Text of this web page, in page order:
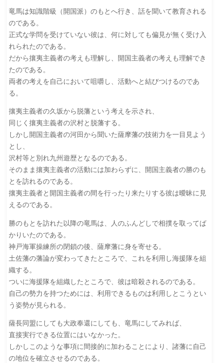
竜馬は知識階級（開国派）のもとへ行き、話を聞いて教育される
のである。
正式な学問を受けていない彼は、何に対しても偏見が無く受け入
れられたのである。
だから攘夷主義者の考えも理解し、開国主義者の考えも理解でき
たのである。
両者の考えを自己において咀嚼し、活動へと結びつけるのであ
る。
攘夷主義者の久坂から脱藩という考えを示され、
同じく攘夷主義者の沢村と脱藩する。
しかし開国主義者の河田から聞いた薩摩藩の技術力を一目見よう
とし、
沢村等と別れ九州遊歴となるのである。
そのまま攘夷主義者の活動には加わらずに、開国主義者の勝のも
とを訪れるのである。
攘夷主義者と開国主義者の間を行ったり来たりする彼は曖昧に見
えるのである。
勝のもとを訪れた以降の竜馬は、人のふんどしで相撲を取ってば
かりいたのである。
神戸海軍操練所の閉鎖の後、薩摩藩に身を寄せる。
土佐藩の藩論が変わってきたところで、これを利用し海援隊を組
織する。
ついに海援隊を組織したところで、彼は暗殺されるのである。
自己の勢力を持つためには、利用できるものは利用しとこうとい
う姿勢が見られる。
薩長同盟にしても大政奉還にしても、竜馬にしてみれば、
直接実行できる位置にはいなかった。
しかしこのような事項に間接的に加わることにより、諸藩に自己
の地位を確立させるのである。